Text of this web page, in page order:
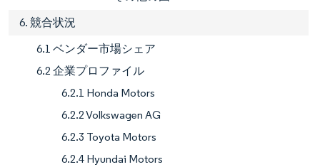
6. 競合状況
6.1 ベンダー市場シェア
6.2 企業プロファイル
6.2.1 Honda Motors
6.2.2 Volkswagen AG
6.2.3 Toyota Motors
6.2.4 Hyundai Motors